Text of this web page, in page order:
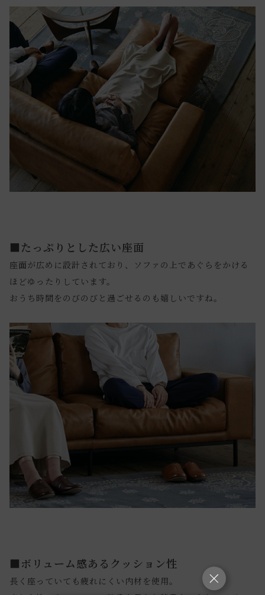
■たっぷりとした広い座面
座面が広めに設計されており、ソファの上であぐらをかける
ほどゆったりしています。
おうち時間をのびのびと過ごせるのも嬉しいですね。
■ボリューム感あるクッション性
長く座っていても疲れにくい内材を使用。